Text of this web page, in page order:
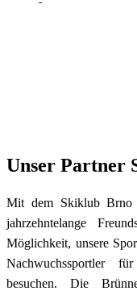
Unser Partner
Mit dem Skiklub Brno
jahrzehntelange
Möglichkeit, unsere
Nachwuchssportler
besuchen. Die